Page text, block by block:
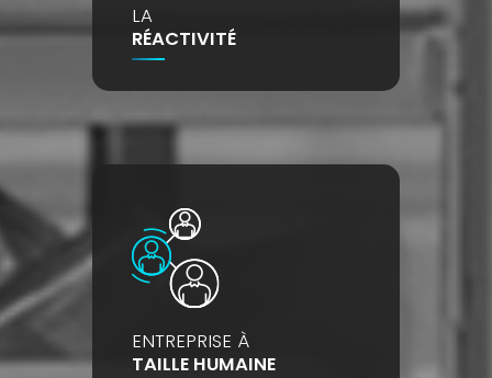
LA
RÉACTIVITÉ
ENTREPRISE À
TAILLE HUMAINE